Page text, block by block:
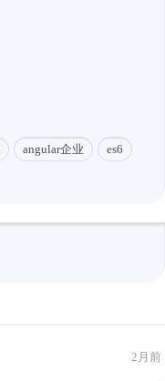
angular企业 es6
2月前